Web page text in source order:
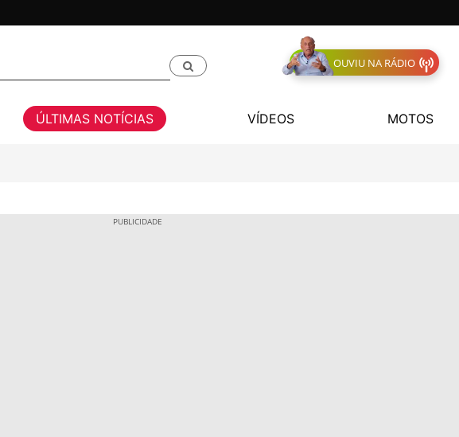
OUVIU NA RÁDIO
ÚLTIMAS NOTÍCIAS VÍDEOS MOTOS